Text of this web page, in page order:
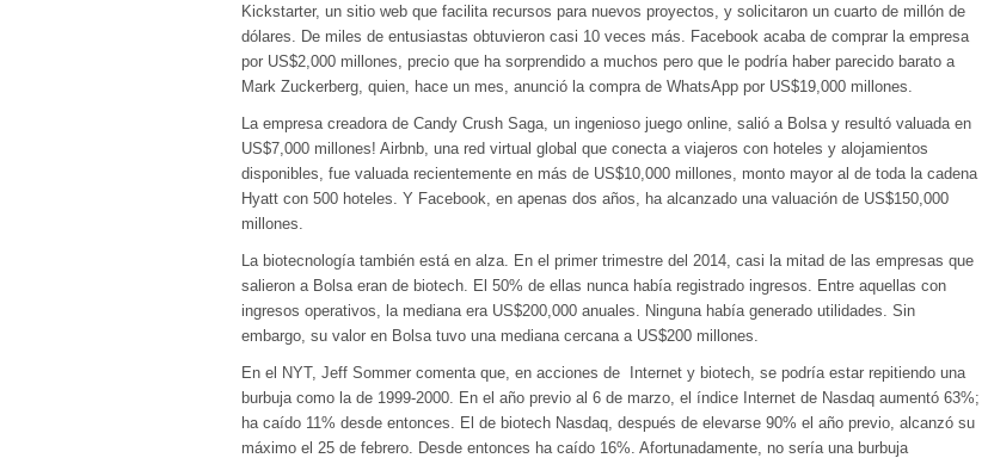
Kickstarter, un sitio web que facilita recursos para nuevos proyectos, y solicitaron un cuarto de millón de
dólares. De miles de entusiastas obtuvieron casi 10 veces más. Facebook acaba de comprar la empresa
por US$2,000 millones, precio que ha sorprendido a muchos pero que le podría haber parecido barato a
Mark Zuckerberg, quien, hace un mes, anunció la compra de WhatsApp por US$19,000 millones.
La empresa creadora de Candy Crush Saga, un ingenioso juego online, salió a Bolsa y resultó valuada en
US$7,000 millones! Airbnb, una red virtual global que conecta a viajeros con hoteles y alojamientos
disponibles, fue valuada recientemente en más de US$10,000 millones, monto mayor al de toda la cadena
Hyatt con 500 hoteles. Y Facebook, en apenas dos años, ha alcanzado una valuación de US$150,000
millones.
La biotecnología también está en alza. En el primer trimestre del 2014, casi la mitad de las empresas que
salieron a Bolsa eran de biotech. El 50% de ellas nunca había registrado ingresos. Entre aquellas con
ingresos operativos, la mediana era US$200,000 anuales. Ninguna había generado utilidades. Sin
embargo, su valor en Bolsa tuvo una mediana cercana a US$200 millones.
En el NYT, Jeff Sommer comenta que, en acciones de Internet y biotech, se podría estar repitiendo una
burbuja como la de 1999-2000. En el año previo al 6 de marzo, el índice Internet de Nasdaq aumentó 63%;
ha caído 11% desde entonces. El de biotech Nasdaq, después de elevarse 90% el año previo, alcanzó su
máximo el 25 de febrero. Desde entonces ha caído 16%. Afortunadamente, no sería una burbuja